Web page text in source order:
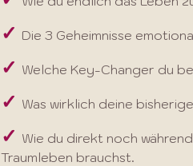
✓ Die 3 Geheimnisse
✓ Welche Key-Changer du
✓ Was wirklich deine
✓ Wie du direkt noch
Traumleben brauchst.